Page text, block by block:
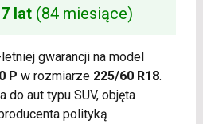
7 lat (84 miesiące)
gwarancji na model
P w rozmiarze 225/60 R18.
do aut typu SUV, objęta
polityką